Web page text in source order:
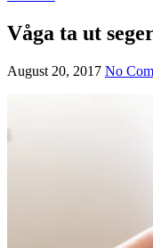
Våga ta ut
August 20, 2017 No